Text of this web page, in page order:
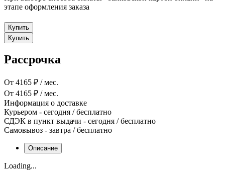
этапе оформления заказа
Купить
Купить
Рассрочка
От 4165 ₽ / мес.
От 4165 ₽ / мес.
Информация о доставке
Курьером - сегодня / бесплатно
СДЭК в пункт выдачи - сегодня / бесплатно
Самовывоз - завтра / бесплатно
Описание
Loading...